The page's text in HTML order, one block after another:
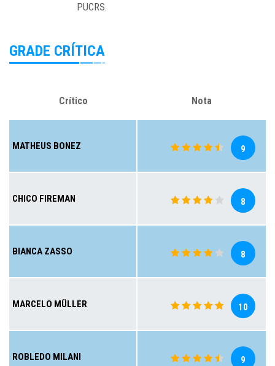
PUCRS.
GRADE CRÍTICA
Crítico Nota
MATHEUS BONEZ 9
CHICO FIREMAN 8
BIANCA ZASSO 8
MARCELO MÜLLER 10
ROBLEDO MILANI 9